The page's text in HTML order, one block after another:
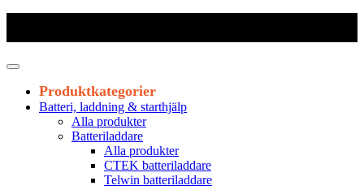
Produktkategorier
Batteri, laddning & starthjälp
Alla produkter
Batteriladdare
Alla produkter
CTEK batteriladdare
Telwin batteriladdare